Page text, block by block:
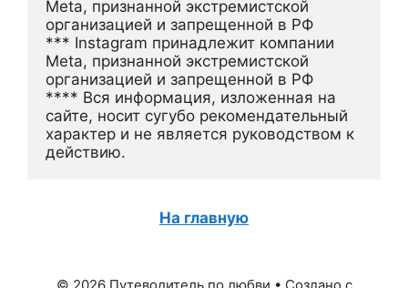
Meta, признанной экстремистской
организацией и запрещенной в РФ
*** Instagram принадлежит компании
Meta, признанной экстремистской
организацией и запрещенной в РФ
**** Вся информация, изложенная на
сайте, носит сугубо рекомендательный
характер и не является руководством к
действию.
На главную